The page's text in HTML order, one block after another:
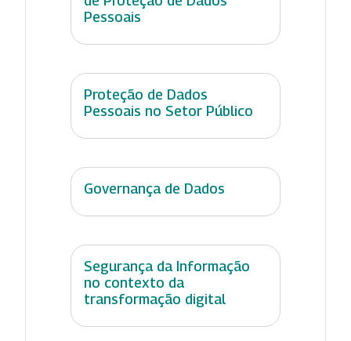
Pessoais
Proteção de Dados
Pessoais no Setor Público
Governança de Dados
Segurança da Informação
no contexto da
transformação digital